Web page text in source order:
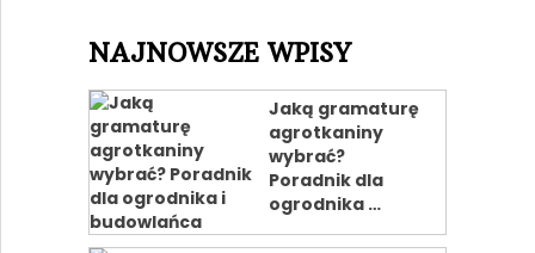
NAJNOWSZE WPISY
Jaką gramaturę
agrotkaniny
wybrać?
Poradnik dla
ogrodnika …